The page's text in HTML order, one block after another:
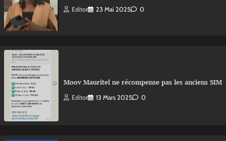
Editor 23 Mai 2025 0
Moov Mauritel ne récompense pas les anciens SIM
Editor 13 Mars 2025 0